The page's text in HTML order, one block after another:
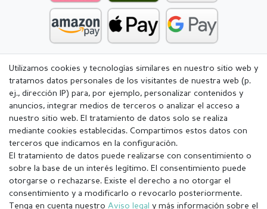
Utilizamos cookies y tecnologías similares en nuestro sitio web y
tratamos datos personales de los visitantes de nuestra web (p.
ej., dirección IP) para, por ejemplo, personalizar contenidos y
anuncios, integrar medios de terceros o analizar el acceso a
nuestro sitio web. El tratamiento de datos solo se realiza
mediante cookies establecidas. Compartimos estos datos con
terceros que indicamos en la configuración.
El tratamiento de datos puede realizarse con consentimiento o
sobre la base de un interés legítimo. El consentimiento puede
otorgarse o rechazarse. Existe el derecho a no otorgar el
consentimiento y a modificarlo o revocarlo posteriormente.
Tenga en cuenta nuestro Aviso legal y más información sobre el